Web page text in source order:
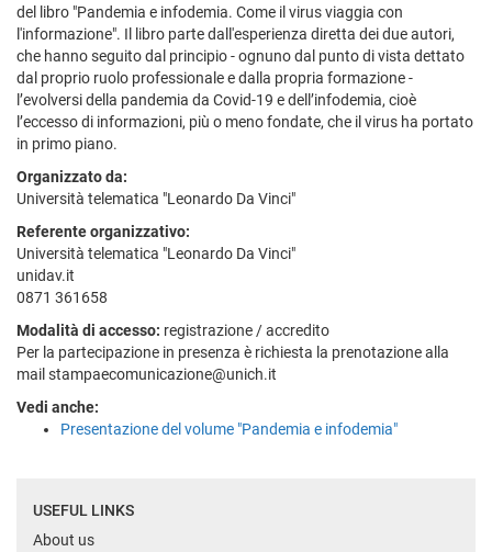
del libro "Pandemia e infodemia. Come il virus viaggia con
l'informazione". Il libro parte dall'esperienza diretta dei due autori,
che hanno seguito dal principio - ognuno dal punto di vista dettato
dal proprio ruolo professionale e dalla propria formazione -
l’evolversi della pandemia da Covid-19 e dell’infodemia, cioè
l’eccesso di informazioni, più o meno fondate, che il virus ha portato
in primo piano.
Organizzato da:
Università telematica "Leonardo Da Vinci"
Referente organizzativo:
Università telematica "Leonardo Da Vinci"
unidav.it
0871 361658
Modalità di accesso: registrazione / accredito
Per la partecipazione in presenza è richiesta la prenotazione alla
mail stampaecomunicazione@unich.it
Vedi anche:
Presentazione del volume "Pandemia e infodemia"
USEFUL LINKS
About us